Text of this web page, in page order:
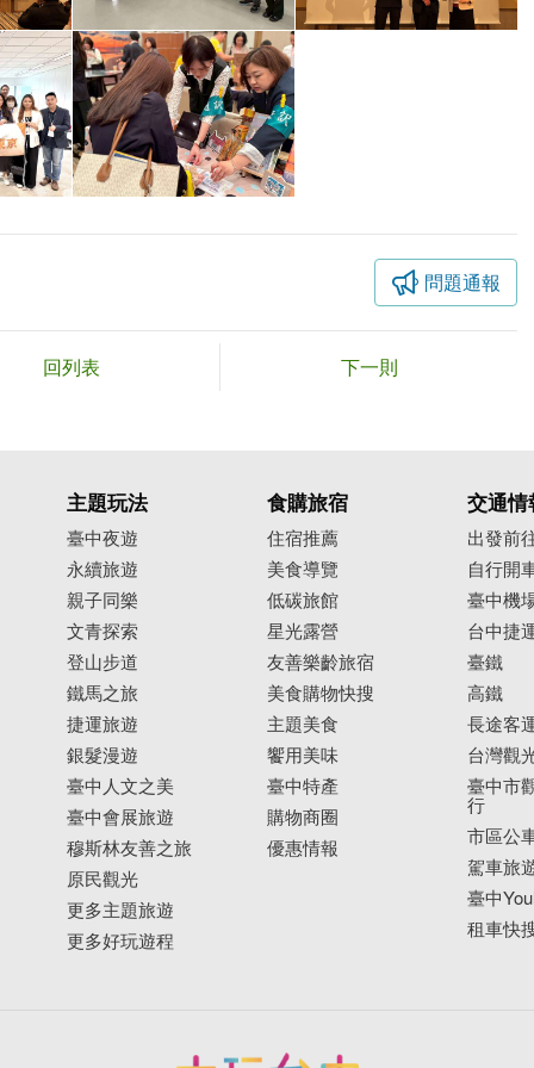
問題通報
回列表 下一則
主題玩法
臺中夜遊
永續旅遊
親子同樂
文青探索
登山步道
鐵馬之旅
捷運旅遊
銀髮漫遊
臺中人文之美
臺中會展旅遊
穆斯林友善之旅
原民觀光
更多主題旅遊
更多好玩遊程
食購旅宿
住宿推薦
美食導覽
低碳旅館
星光露營
友善樂齡旅宿
美食購物快搜
主題美食
饗用美味
臺中特產
購物商圈
優惠情報
交通情
出發前
自行開
臺中機
台中捷
臺鐵
高鐵
長途客
台灣觀
臺中市
行
市區公
駕車旅
臺中
租車快